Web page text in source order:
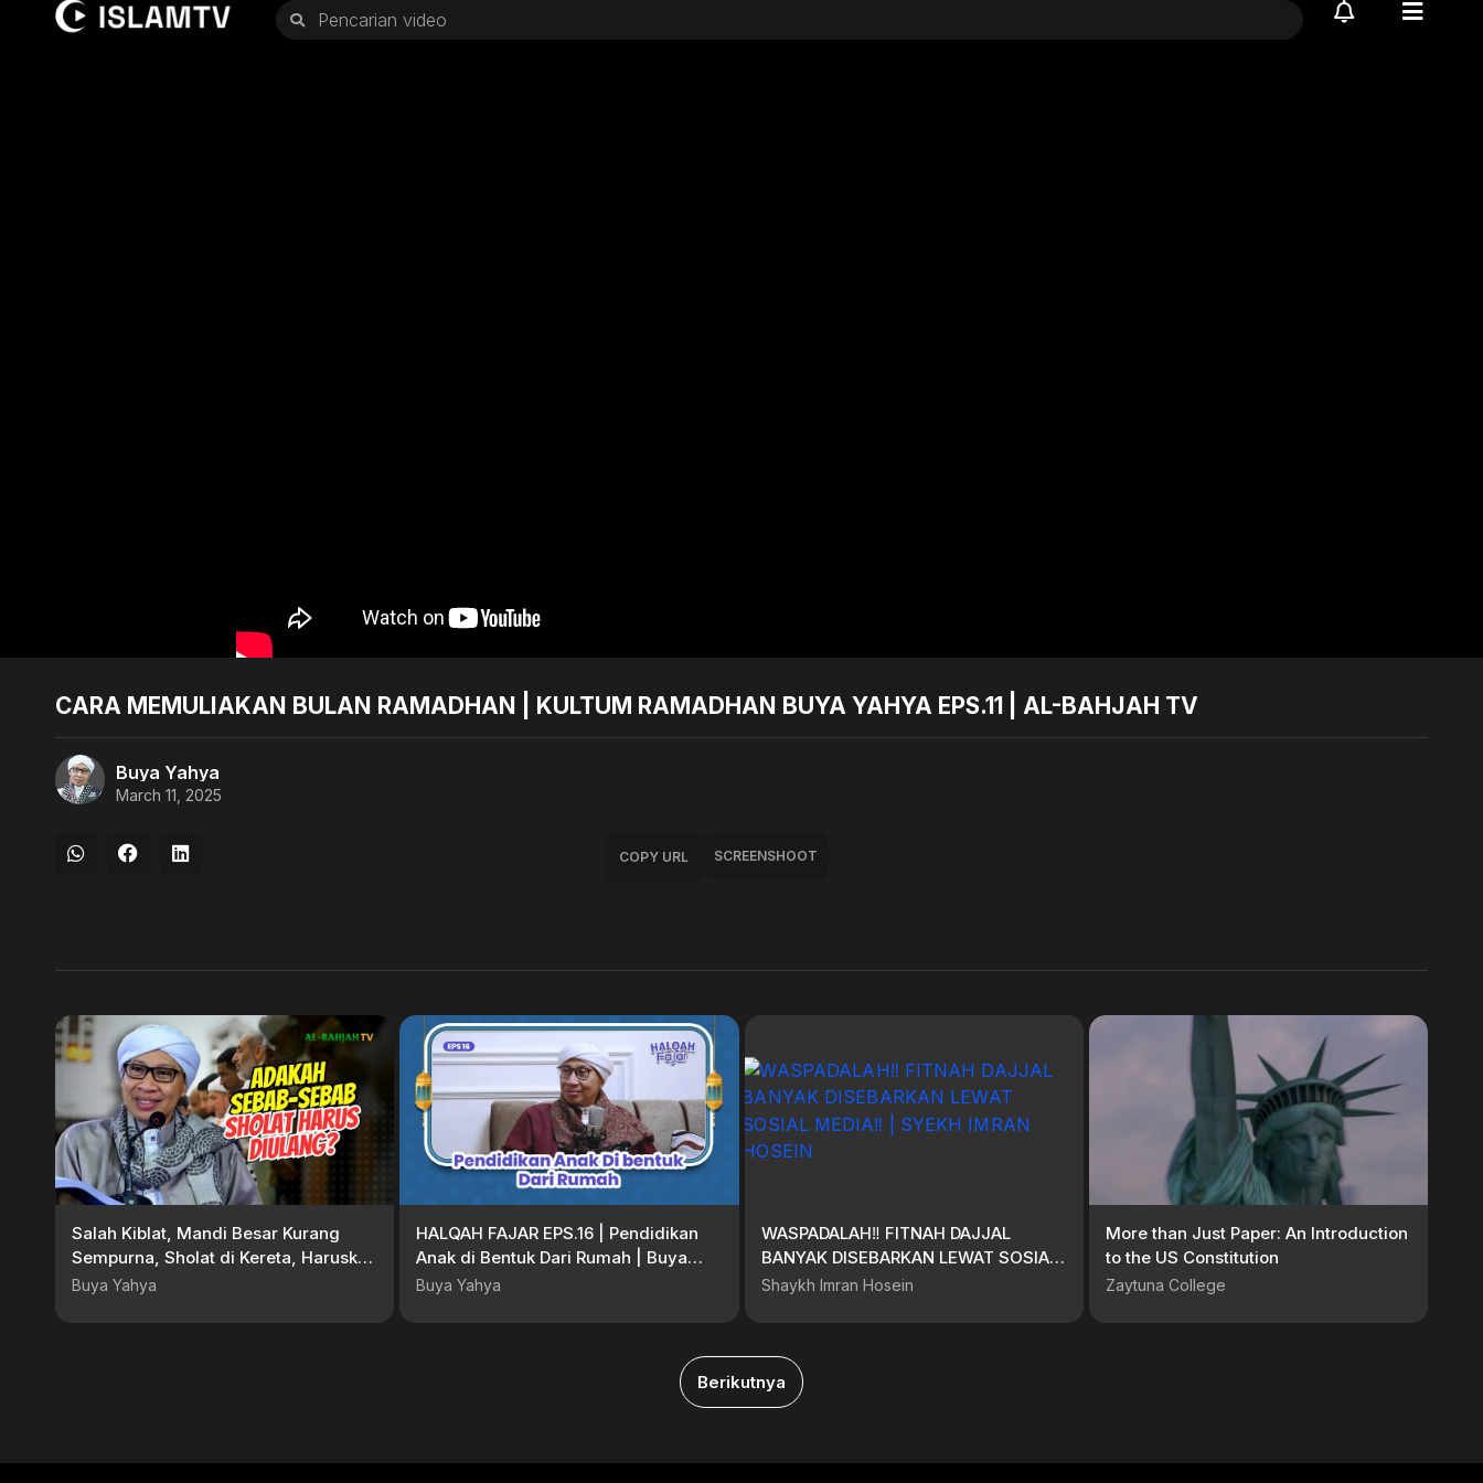
CARA MEMULIAKAN BULAN RAMADHAN | KULTUM RAMADHAN BUYA YAHYA EPS.11 | AL-BAHJAH TV
Buya Yahya
March 11, 2025
COPY URL SCREENSHOOT
Salah Kiblat, Mandi Besar Kurang
Sempurna, Sholat di Kereta, Haruskah
Diulang Sholatnya? |Buya Yahya
Buya Yahya
HALQAH FAJAR EPS.16 | Pendidikan
Anak di Bentuk Dari Rumah | Buya
Yahya
Buya Yahya
WASPADALAH‼️ FITNAH DAJJAL
BANYAK DISEBARKAN LEWAT SOSIAL
MEDIA‼️ | SYEKH IMRAN HOSEIN
Shaykh Imran Hosein
More than Just Paper: An Introduction
to the US Constitution
Zaytuna College
Berikutnya